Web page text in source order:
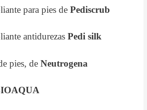
para pies dePediscrub
antidurezas Pedi silk
pies, deNeutrogena